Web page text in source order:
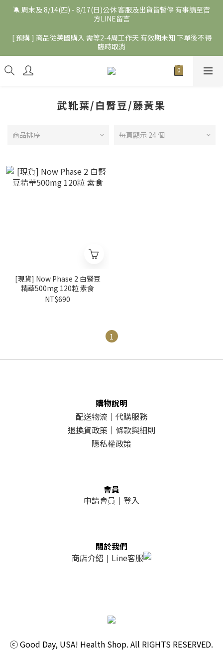
🔕 周末及 8/14(四) - 8/17(日)公休 客服及出貨皆暫停 有事請至官
方LINE留言
[ 預購 ] 商品從美國購入 需等2-4周工作天 有效期未知 下單後不得
臨時取消
武靴葉/白腎豆/藤黃果
商品排序 每頁顯示 24 個
[現貨] Now Phase 2 白腎豆
精華500mg 120粒 素食
NT$690
1
購物說明
配送物流 ｜ 代購服務
退換貨政策 ｜ 條款與細則
隱私權政策
會員
申請會員 ｜ 登入
關於我們
商店介紹 ｜ Line客服
ⓒ Good Day, USA! Health Shop. All RIGHTS RESERVED.